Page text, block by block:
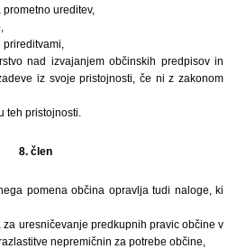
ureditev,
nad izvajanjem občinskih predpisov in
iz svoje pristojnosti, če ni z zakonom
teh pristojnosti.
8. člen
pomena občina opravlja tudi naloge, ki
uresničevanje predkupnih pravic občine v
nepremičnin za potrebe občine,